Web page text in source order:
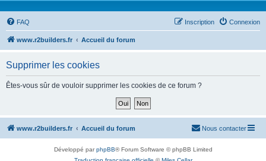
FAQ Connexion
Inscription
www.r2builders.fr Accueil du forum
Supprimer les cookies
Êtes-vous sûr de vouloir supprimer les cookies de ce forum ?
www.r2builders.fr Accueil du forum Nous contacter
Développé parphpBB® Forum Software © phpBB Limited